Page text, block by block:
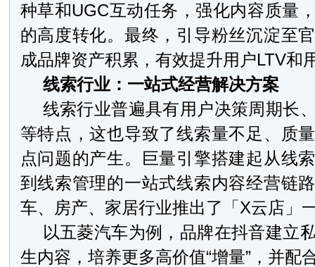
种草和UGC互动任务，强化内容质量
的高度转化。最终，引导粉丝沉淀至
成品牌资产积累，有效提升用户LTV和
线索行业：一站式经营解决方案
线索行业普遍具有用户决策周期长
等特点，这也导致了线索量不足、质
点问题的产生。巨量引擎搭建起从线
到线索管理的一站式线索内容经营链
车、房产、家居行业推出了「X云店」
以五菱汽车为例，品牌在抖音建立
生内容，培养更多高价值“增量”，并配